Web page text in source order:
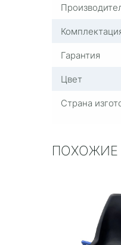
Гарантия
Цвет
Страна
ПОХОЖИЕ